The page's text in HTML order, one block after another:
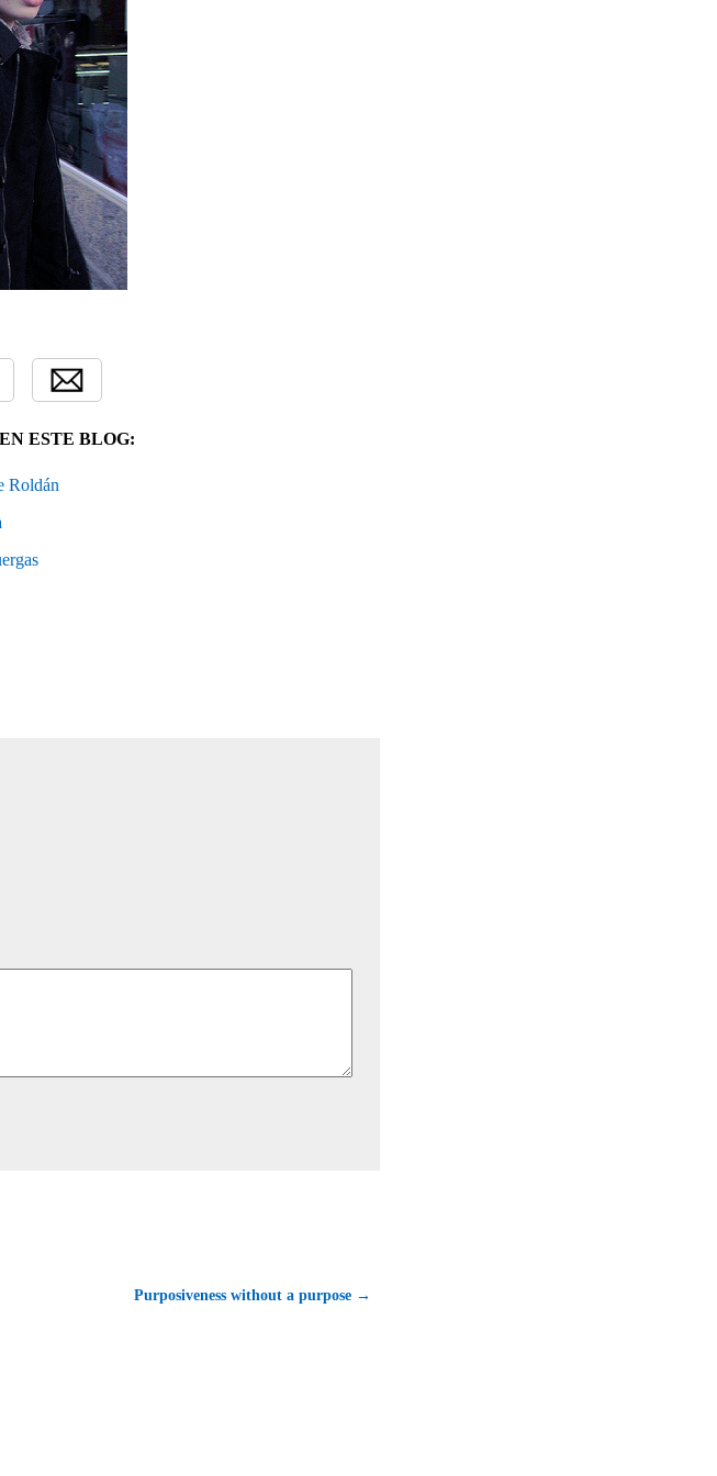
ESTE BLOG:
Roldán
Purposiveness without a purpose →